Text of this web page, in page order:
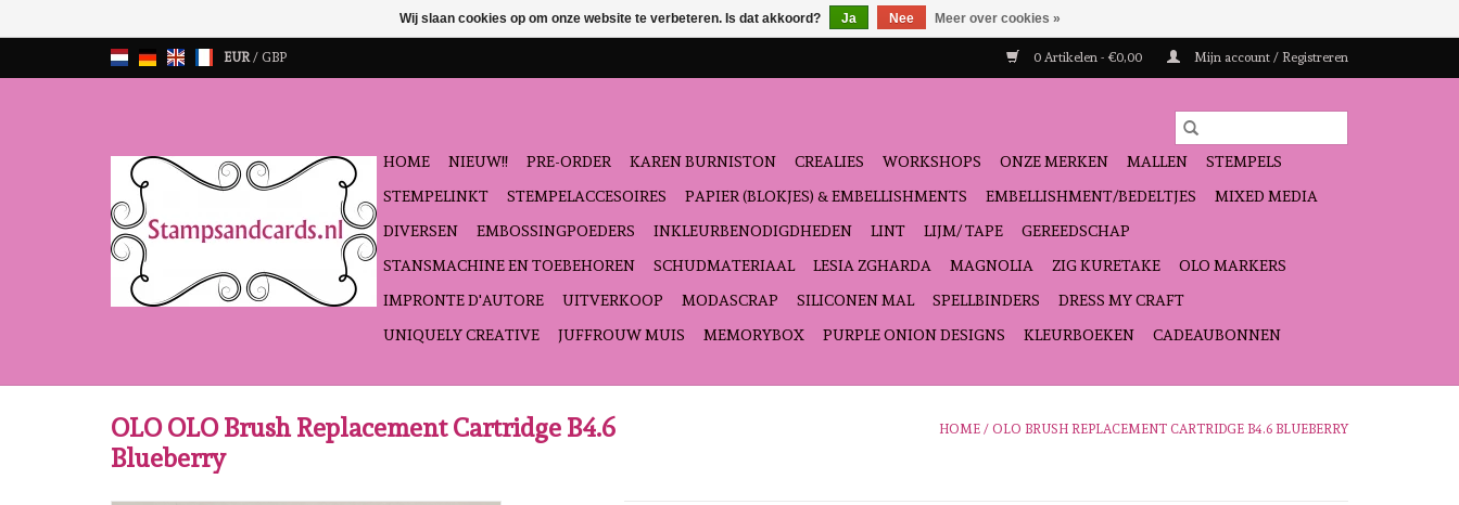
EUR/ GBP 0 Artikelen - €0,00 Mijn account / Registreren
HOME NIEUW!! PRE-ORDER KAREN BURNISTON CREALIES WORKSHOPS ONZE MERKEN MALLEN
STEMPELS
STEMPELINKT
STEMPELACCESOIRES PAPIER (BLOKJES) & EMBELLISHMENTS EMBELLISHMENT/BEDELTJES
MIXED MEDIA
DIVERSEN
EMBOSSINGPOEDERS INKLEURBENODIGDHEDEN LINT LIJM/ TAPE
GEREEDSCHAP
STANSMACHINE EN TOEBEHOREN
SCHUDMATERIAAL LESIA ZGHARDA MAGNOLIA ZIG KURETAKE
OLO MARKERS
IMPRONTE D'AUTORE
UITVERKOOP MODASCRAP SILICONEN MAL SPELLBINDERS
DRESS MY CRAFT
UNIQUELY CREATIVE
JUFFROUW MUIS MEMORYBOX PURPLE ONION DESIGNS KLEURBOEKEN CADEAUBONNEN
OLO OLO Brush Replacement Cartridge B4.6
Blueberry
HOME / OLO BRUSH REPLACEMENT CARTRIDGE B4.6 BLUEBERRY
Wij slaan cookies op om onze website te verbeteren. Is dat akkoord? Ja Nee Meer over cookies »